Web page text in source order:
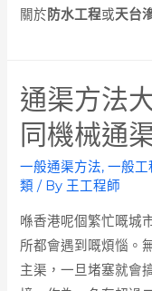
關於防水工程或天台
通渠方法
同機械通
一般通渠方法,一般工
類 / By 王工程師
喺香港呢個繁忙嘅城
所都會遇到嘅煩惱。
主渠，一旦堵塞就會